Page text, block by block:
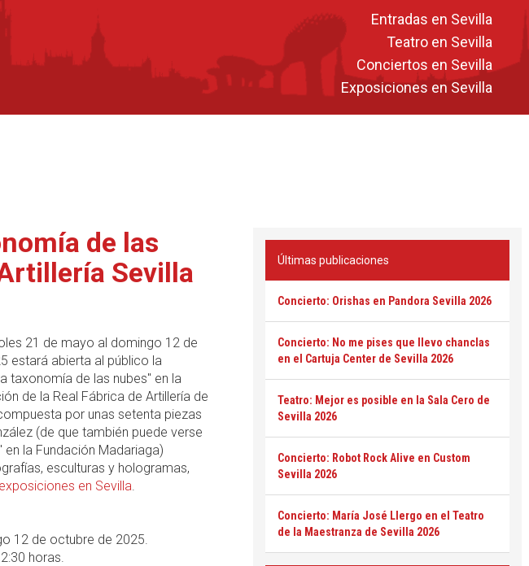
Entradas en Sevilla
Teatro en Sevilla
Conciertos en Sevilla
Exposiciones en Sevilla
de las
Sevilla
21 de mayo al domingo 12 de
estará abierta al público la
taxonomía de las nubes" en la
de la Real Fábrica de Artillería de
por unas setenta piezas
(de que también puede verse
" en la Fundación Madariaga)
esculturas y hologramas,
exposiciones en Sevilla.
12 de octubre de 2025.
horas.
Últimas publicaciones
Concierto: Orishas en Pandora Sevilla 2026
Concierto: No me pises que llevo chanclas
en el Cartuja Center de Sevilla 2026
Teatro: Mejor es posible en la Sala Cero de
Sevilla 2026
Concierto: Robot Rock Alive en Custom
Sevilla 2026
Concierto: María José Llergo en el Teatro
de la Maestranza de Sevilla 2026